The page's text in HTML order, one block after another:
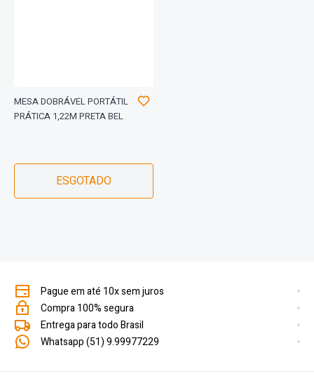
MESA DOBRÁVEL PORTÁTIL
PRÁTICA 1,22M PRETA BEL
ESGOTADO
Pague em até 10x sem juros
Compra 100% segura
Entrega para todo Brasil
Whatsapp (51) 9.99977229